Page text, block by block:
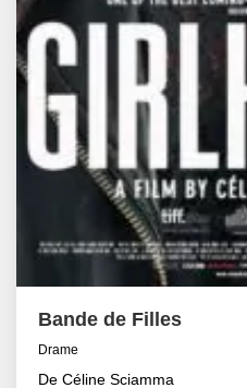
Bande de Filles
Drame
De Céline Sciamma